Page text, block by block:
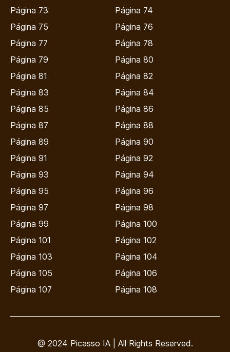
Página 73
Página 74
Página 75
Página 76
Página 77
Página 78
Página 79
Página 80
Página 81
Página 82
Página 83
Página 84
Página 85
Página 86
Página 87
Página 88
Página 89
Página 90
Página 91
Página 92
Página 93
Página 94
Página 95
Página 96
Página 97
Página 98
Página 99
Página 100
Página 101
Página 102
Página 103
Página 104
Página 105
Página 106
Página 107
Página 108
@ 2024 Picasso IA | All Rights Reserved.